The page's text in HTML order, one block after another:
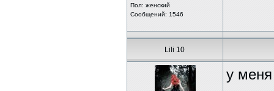
Пол: женский
Сообщений: 1546
Lili 10
у